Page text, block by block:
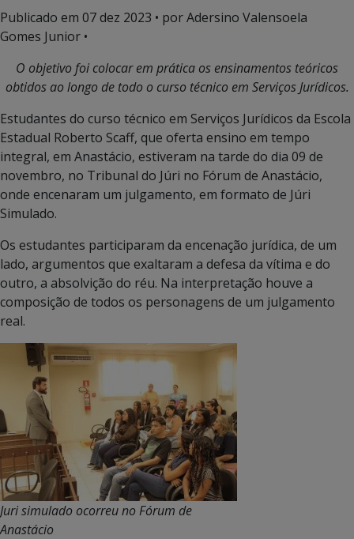
Publicado em 07 dez 2023 • por Adersino Valensoela
Gomes Junior •
O objetivo foi colocar em prática os ensinamentos teóricos
obtidos ao longo de todo o curso técnico em Serviços Jurídicos.
Estudantes do curso técnico em Serviços Jurídicos da Escola
Estadual Roberto Scaff, que oferta ensino em tempo
integral, em Anastácio, estiveram na tarde do dia 09 de
novembro, no Tribunal do Júri no Fórum de Anastácio,
onde encenaram um julgamento, em formato de Júri
Simulado.
Os estudantes participaram da encenação jurídica, de um
lado, argumentos que exaltaram a defesa da vítima e do
outro, a absolvição do réu. Na interpretação houve a
composição de todos os personagens de um julgamento
real.
Juri simulado ocorreu no Fórum de
Anastácio